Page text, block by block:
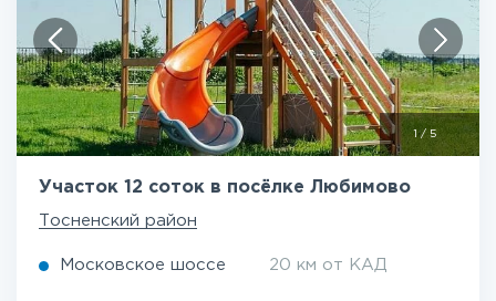
1 / 5
Участок 12 соток в посёлке Любимово
Тосненский район
Московское шоссе 20 км от КАД